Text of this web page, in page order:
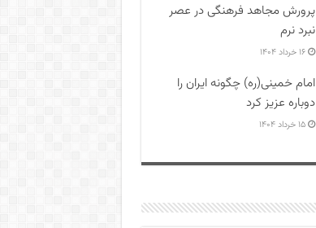
پرورش مجاهد فرهنگی در عصر
نبرد نرم
۱۶ خرداد ۱۴۰۴
امام خمینی(ره) چگونه ایران را
دوباره عزیز کرد
۱۵ خرداد ۱۴۰۴